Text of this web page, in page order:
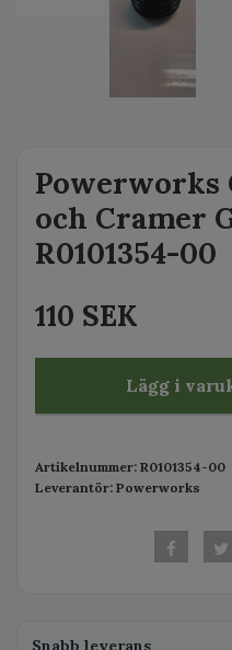
Powerworks
och Cramer
R0101354-00
110 SEK
Lägg i
Artikelnummer: R0101354-00
Leverantör: Powerworks
Snabb leverans